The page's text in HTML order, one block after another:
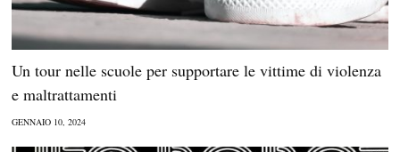
Un tour nelle scuole per supportare le vittime di violenza
e maltrattamenti
GENNAIO 10, 2024